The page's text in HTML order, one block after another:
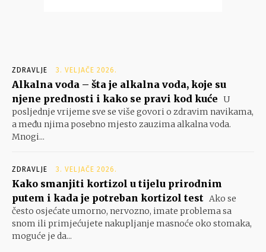
ZDRAVLJE 3. VELJAČE 2026.
Alkalna voda – šta je alkalna voda, koje su
njene prednosti i kako se pravi kod kuće U
posljednje vrijeme sve se više govori o zdravim navikama,
a među njima posebno mjesto zauzima alkalna voda.
Mnogi...
ZDRAVLJE 3. VELJAČE 2026.
Kako smanjiti kortizol u tijelu prirodnim
putem i kada je potreban kortizol test Ako se
često osjećate umorno, nervozno, imate problema sa
snom ili primjećujete nakupljanje masnoće oko stomaka,
moguće je da...